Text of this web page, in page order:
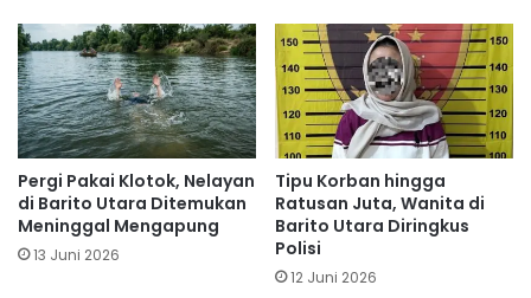
Pergi Pakai Klotok, Nelayan
di Barito Utara Ditemukan
Meninggal Mengapung
13 Juni 2026
Tipu Korban hingga
Ratusan Juta, Wanita di
Barito Utara Diringkus
Polisi
12 Juni 2026